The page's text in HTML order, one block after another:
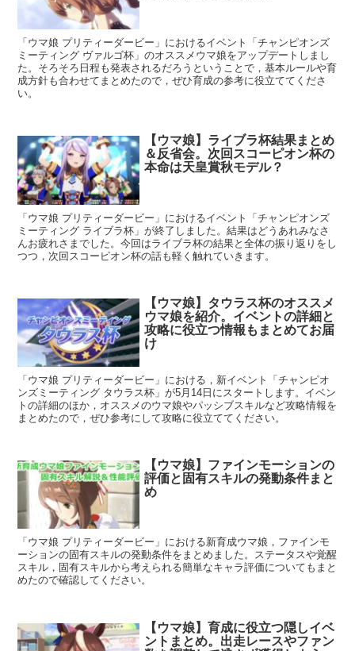
「ウマ娘 プリティーダービー」におけるイベント「チャンピオンズ
ミーティング ヴァルゴ杯」のオススメウマ娘をアップデートしまし
た。そろそろ日程も発表されるだろうということで，基本ルールや育
成方針も合わせてまとめたので，ぜひ育成の参考に役立ててくださ
い。
【ウマ娘】ライブラ杯結果まとめ
＆反省会。次回スコーピオン杯の
本命は天皇賞秋モデル？
「ウマ娘 プリティーダービー」におけるイベント「チャンピオンズ
ミーティング ライブラ杯」が終了しました。結果はどうあれみなさ
んお疲れさまでした。今回はライブラ杯の結果と全体の振り返りをし
つつ，次回スコーピオン杯の話も軽く触れていきます。
【ウマ娘】タウラス杯のオススメ
ウマ娘を紹介。イベントの詳細と
攻略に役立つ情報もまとめてお届
け
「ウマ娘 プリティーダービー」における，新イベント「チャンピオ
ンズミーティング タウラス杯」が5月14日にスタートします。イベン
トの詳細のほか，オススメのウマ娘やパッシブスキルなど攻略情報を
まとめたので，ぜひ参考にして攻略に役立ててください。
【ウマ娘】ファインモーションの
評価と固有スキルの発動条件まと
め
「ウマ娘 プリティーダービー」における新育成ウマ娘，ファインモ
ーションの固有スキルの発動条件をまとめました。ステータスや覚醒
スキル，固有スキルから考えられる簡単なキャラ評価についてもまと
めたので確認してください。
【ウマ娘】育成に役立つ隠しイベ
ントまとめ。出走レースやファン